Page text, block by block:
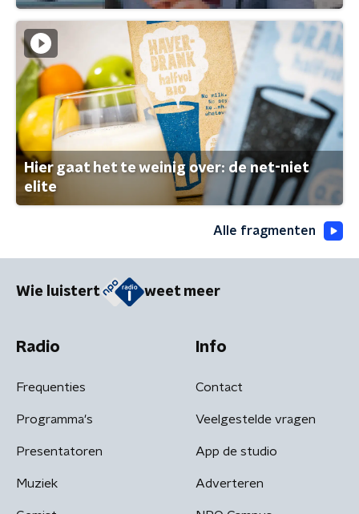
Hier gaat het te weinig over: de net-niet
elite
Alle fragmenten
Wie luistert weet meer
Radio
Frequenties
Programma's
Presentatoren
Muziek
Info
Contact
Veelgestelde vragen
App de studio
Adverteren